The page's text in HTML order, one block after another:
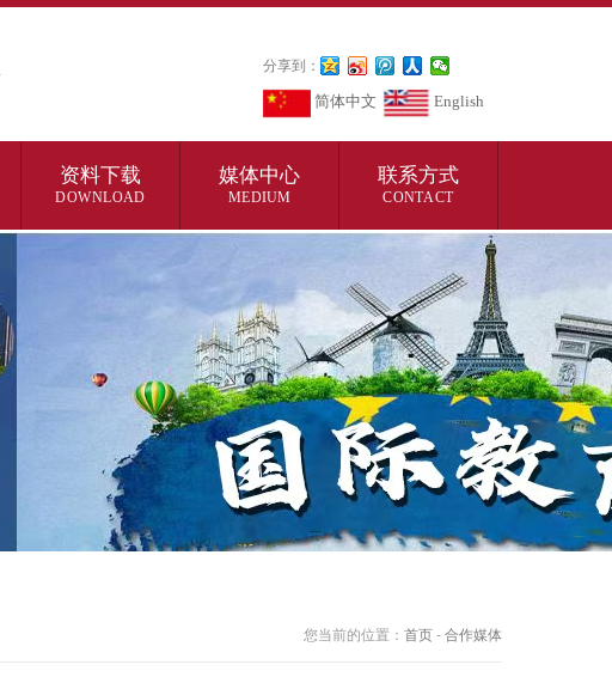
分享到：
简体中文 English
资料下载
DOWNLOAD
媒体中心
MEDIUM
联系方式
CONTACT
您当前的位置： 首页 - 合作媒体